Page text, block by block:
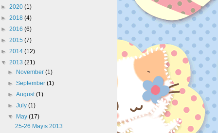
► 2020 (1)
► 2018 (4)
► 2016 (6)
► 2015 (7)
► 2014 (12)
▼ 2013 (21)
►
November(1)
►September(1)
►August(1)
►July(1)
▼
May(17)
25-26 Mayıs 2013